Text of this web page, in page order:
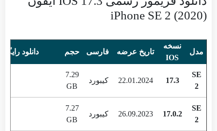
iPhone SE 2 (2020)
مدل
نسخه
IOS
تاریخ عرضه فارسی حجم دانلود رایگان
SE
2
17.3
22.01.2024 کیبورد
7.29
GB
SE
2
17.0.2
26.09.2023 کیبورد
7.27
GB